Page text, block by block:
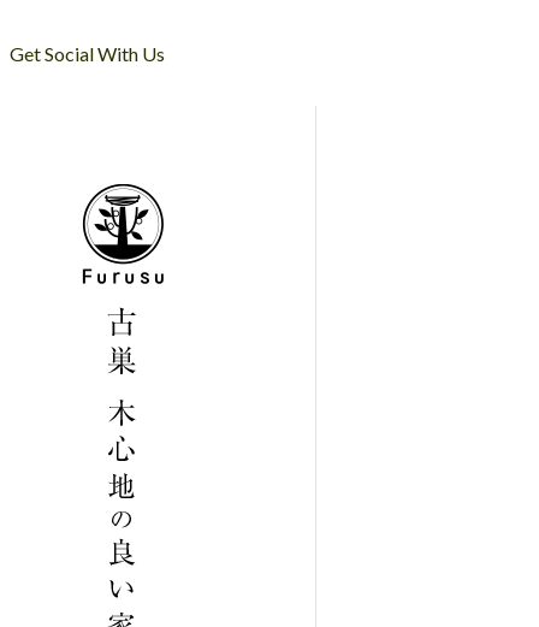
Get Social With Us